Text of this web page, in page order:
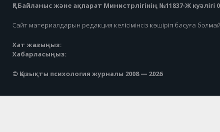
ҚР Байланыс және ақпарат Министрлігінің №11837-Ж куәлігі
Сайт материалдарын редакция келісімінсіз көшіріп басуға
Хат жазыңыз:
Хабарласыңыз:
© Қызықты психология журналы 2008 — 2026